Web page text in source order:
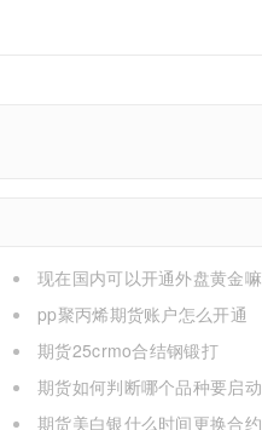
现在国内可以开通外盘黄金嘛
pp聚丙烯期货账户怎么开通
期货25crmo合结钢锻打
期货如何判断哪个品种要启动
期货美白银什么时间更换合约